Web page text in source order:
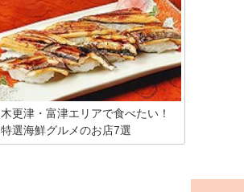
おすすめのお土産をご紹介します。海に
浮かぶパーキングエリアである海ほたる
は、パーキングエリアに留まらない充実
した施設と他にはない景観を楽しむこと
ができる場所。たっぷりと楽しんだら帰
り際には忘れずに購入したい美味しいお
土産や、可愛いお土産を10個厳選しまし
た。
木更津・富津エリアで食べたい！
特選海鮮グルメのお店7選